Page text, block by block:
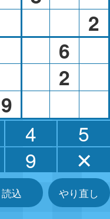
2
6
2
9
4
5
9 ✕
読込 やり直し